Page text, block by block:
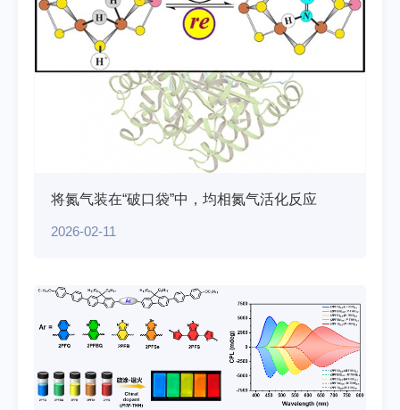
将氮气装在“破口袋”中，均相氮气活化反应
2026-02-11